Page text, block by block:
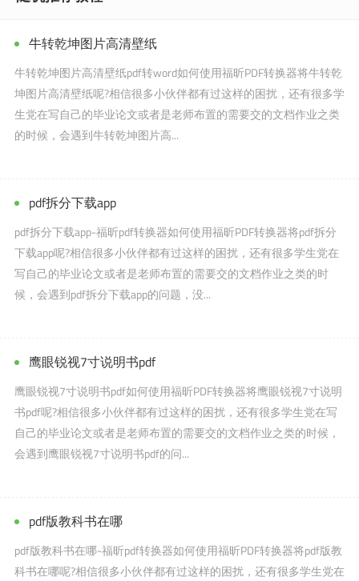
牛转乾坤图片高清壁纸
牛转乾坤图片高清壁纸pdf转word如何使用福昕PDF转换器将牛转乾
坤图片高清壁纸呢?相信很多小伙伴都有过这样的困扰，还有很多学
生党在写自己的毕业论文或者是老师布置的需要交的文档作业之类
的时候，会遇到牛转乾坤图片高...
pdf拆分下载app
pdf拆分下载app-福昕pdf转换器如何使用福昕PDF转换器将pdf拆分
下载app呢?相信很多小伙伴都有过这样的困扰，还有很多学生党在
写自己的毕业论文或者是老师布置的需要交的文档作业之类的时
候，会遇到pdf拆分下载app的问题，没...
鹰眼锐视7寸说明书pdf
鹰眼锐视7寸说明书pdf如何使用福昕PDF转换器将鹰眼锐视7寸说明
书pdf呢?相信很多小伙伴都有过这样的困扰，还有很多学生党在写
自己的毕业论文或者是老师布置的需要交的文档作业之类的时候，
会遇到鹰眼锐视7寸说明书pdf的问...
pdf版教科书在哪
pdf版教科书在哪-福昕pdf转换器如何使用福昕PDF转换器将pdf版教
科书在哪呢?相信很多小伙伴都有过这样的困扰，还有很多学生党在